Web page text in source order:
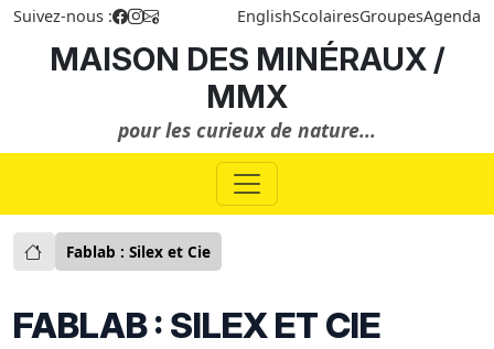
Suivez-nous : EnglishScolairesGroupesAgenda
MAISON DES MINÉRAUX /
MMX
pour les curieux de nature...
Fablab : Silex et Cie
FABLAB : SILEX ET CIE